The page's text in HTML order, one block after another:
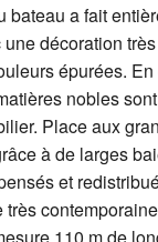
bateau a fait
décoration
épurées. En
nobles
Place aux
à de larges
et
très
110 m de